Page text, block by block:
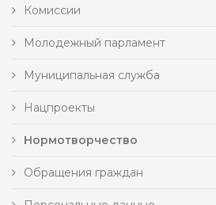
Комиссии
Молодежный парламент
Муниципальная служба
Нацпроекты
Нормотворчество
Обращения граждан